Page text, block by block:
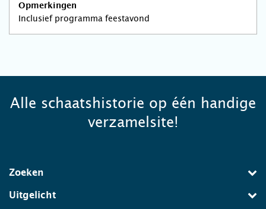
Opmerkingen
Inclusief programma feestavond
Alle schaatshistorie op één handige
verzamelsite!
Zoeken
Uitgelicht